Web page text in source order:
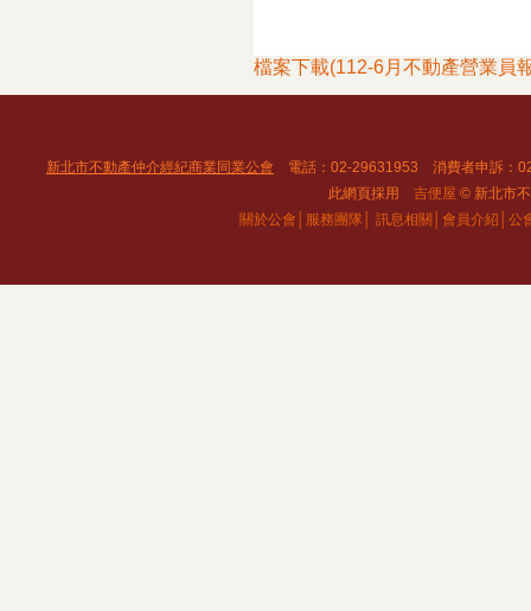
檔案下載(112-6月不動產營業員
新北市不動產仲介經紀商業同業公會 電話：02-29631953 消費者申訴：
此網頁採用 吉便屋 © 新北市
關於公會│ 服務團隊│ 訊息相關│ 會員介紹│ 公